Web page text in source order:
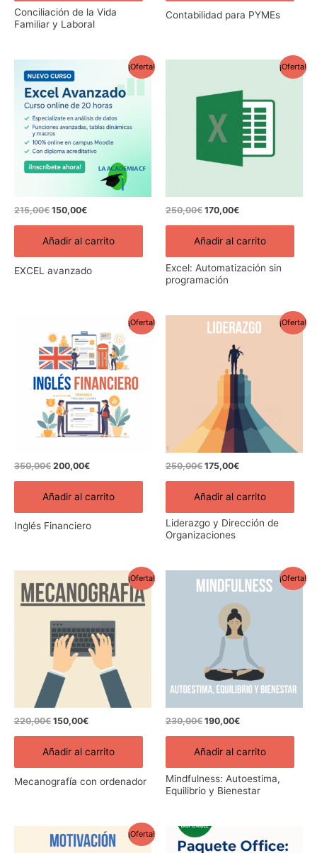
Conciliación de la Vida
Familiar y Laboral
Contabilidad para PYMEs
¡Oferta!
215,00€
precio
original
era:
215,00€.
150,00€
es:
150,00€.
Añadir al carrito
EXCEL avanzado
¡Oferta!
250,00€
era:
250,00€.
170,00€
es:
170,00€.
Añadir al carrito
Excel: Automatización sin
programación
¡Oferta!
350,00€
precio
original
era:
350,00€.
200,00€
precio
actual
es:
200,00€.
Añadir al carrito
Inglés Financiero
¡Oferta!
250,00€
El
precio
original
250,00€.
175,00€
El
precio
es:
Añadir al carrito
Liderazgo y Dirección de
Organizaciones
¡Oferta!
220,00€
precio
original
era:
220,00€.
150,00€
precio
actual
es:
150,00€.
Añadir al carrito
Mecanografía con ordenador
¡Oferta!
230,00€
precio
230,00€.
190,00€
precio
es:
190,00€.
Añadir al carrito
Mindfulness: Autoestima,
Equilibrio y Bienestar
¡Oferta!
precio
precio